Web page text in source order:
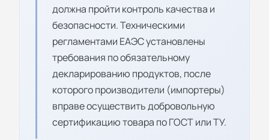
должна пройти контроль качества и
безопасности. Техническими
регламентами ЕАЭС установлены
требования по обязательному
декларированию продуктов, после
которого производители (импортеры)
вправе осуществить добровольную
сертификацию товара по ГОСТ или ТУ.